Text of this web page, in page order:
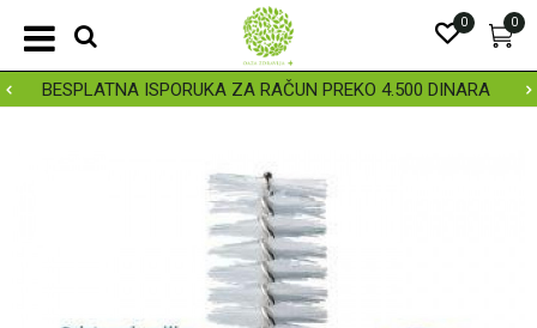
BESPLATNA ISPORUKA ZA RAČUN PREKO 4.500 DINARA
0
0